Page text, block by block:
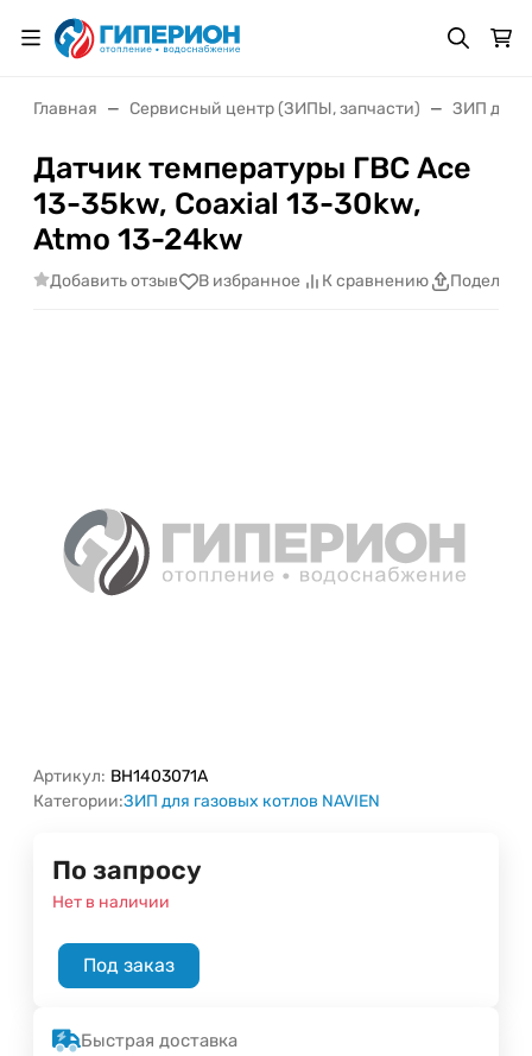
Главная Сервисный центр (ЗИПЫ, запчасти) ЗИП для
Датчик температуры ГВС Ace
13-35kw, Coaxial 13-30kw,
Atmo 13-24kw
Добавить отзыв В избранное К сравнению
Артикул: BH1403071A
Категории:ЗИП для газовых котлов NAVIEN
По запросу
Нет в наличии
Под заказ
Быстрая доставка